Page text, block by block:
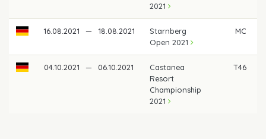
2021
16.08.2021 — 18.08.2021
Starnberg
Open 2021
MC
04.10.2021 — 06.10.2021
Castanea
Resort
Championship
2021
T46